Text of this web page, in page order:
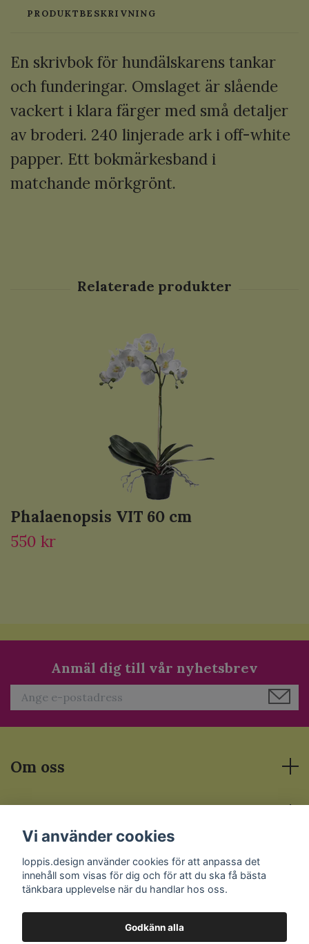
PRODUKTBESKRIVNING
En skrivbok för hundälskarens tankar
och funderingar. Omslaget är slående
vackert i klara färger med små detaljer
av broderi. 240 linjerade ark i off-white
papper. Ett bokmärkesband i
matchande mörkgrönt.
Phalaenopsis VIT 60 cm
550 kr
Anmäl dig till vår nyhetsbrev
Om oss
Sociala medier
Vi använder cookies
loppis.design använder cookies för att anpassa det
innehåll som visas för dig och för att du ska få bästa
tänkbara upplevelse när du handlar hos oss.
Godkänn alla